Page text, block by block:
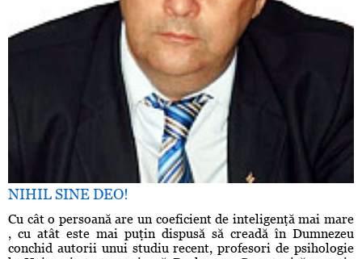
NIHIL SINE DEO!
Cu cât o persoană are un coeficient de inteligenţă mai mare
, cu atât este mai puţin dispusă să creadă în Dumnezeu
conchid autorii unui studiu recent, profesori de psihologie